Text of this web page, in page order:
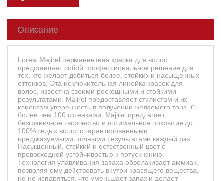
Описание
Loreal Majirel перманентная краска для волос
представляет собой профессиональное решение для
тех, кто желает добиться более, стойких и насыщенных
оттенков. Эта исключительная линейка красок для
волос, известна своими роскошными и стойкими
результатами. Majirel предоставляет стилистам и их
клиентам уверенность в получении желаемого тона. С
более чем 100 оттенками, Majirel предлагает
безграничное творчество и оптимальное покрытие до
100% седых волос с гарантированными
предсказуемыми, точными результатами каждый раз.
Насыщенный, стойкий и естественный цвет с
превосходной устойчивостью к потускнению.
Технология улавливания запаха обволакивает аммиак,
позволяя ему действовать внутри красящего вещества,
но не испаряться, что уменьшает запах и делает